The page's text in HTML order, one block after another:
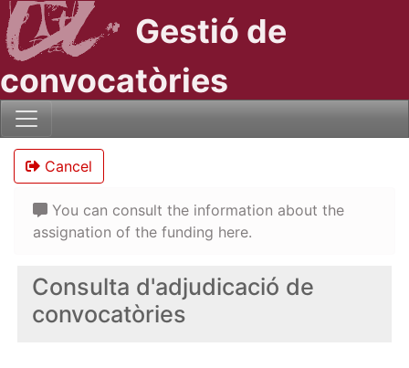
Gestió de
convocatòries
Consulta d'adjudicació de
convocatòries
Cancel
You can consult the information about the
assignation of the funding here.